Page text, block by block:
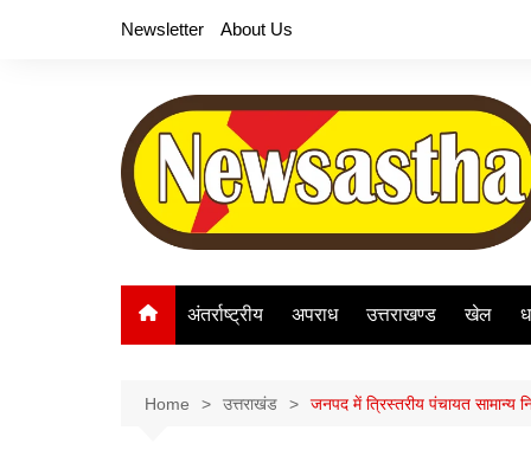
Newsletter About Us
अंतर्राष्ट्रीय अपराध उत्तराखण्ड खेल
Home उत्तराखंड जनपद में त्रिस्तरीय पंचायत सामान्य